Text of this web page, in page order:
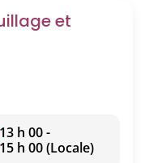
et
13 h 00 -
15 h 00 (Locale)